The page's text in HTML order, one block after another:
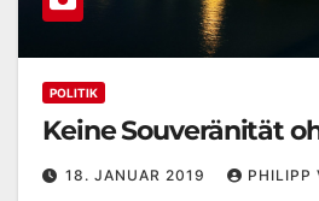
POLITIK
Keine Souveränität
18. JANUAR 2019 PHILIPP